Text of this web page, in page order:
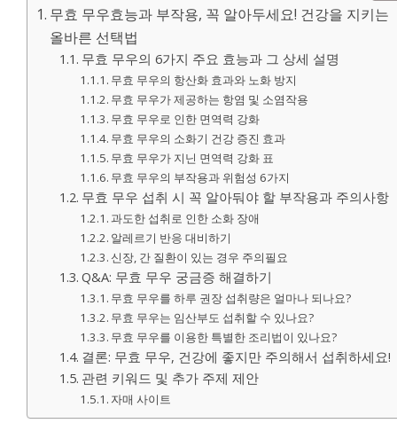
무효 무우효능과 부작용, 꼭 알아두세요! 건강을 지키는
올바른 선택법
무효 무우의 6가지 주요 효능과 그 상세 설명
무효 무우의 항산화 효과와 노화 방지
무효 무우가 제공하는 항염 및 소염작용
무효 무우로 인한 면역력 강화
무효 무우의 소화기 건강 증진 효과
무효 무우가 지닌 면역력 강화 표
무효 무우의 부작용과 위험성 6가지
무효 무우 섭취 시 꼭 알아둬야 할 부작용과 주의사항
과도한 섭취로 인한 소화 장애
알레르기 반응 대비하기
신장, 간 질환이 있는 경우 주의필요
Q&A: 무효 무우 궁금증 해결하기
무효 무우를 하루 권장 섭취량은 얼마나 되나요?
무효 무우는 임산부도 섭취할 수 있나요?
무효 무우를 이용한 특별한 조리법이 있나요?
결론: 무효 무우, 건강에 좋지만 주의해서 섭취하세요!
관련 키워드 및 추가 주제 제안
자매 사이트